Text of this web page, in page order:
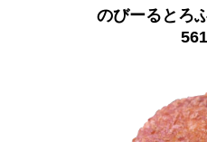
のびーるとろ